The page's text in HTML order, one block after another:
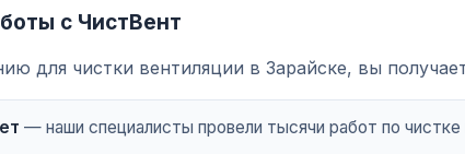
с ЧистВент
для чистки вентиляции в Зарайске, вы
— наши специалисты провели тысячи работ по чистке